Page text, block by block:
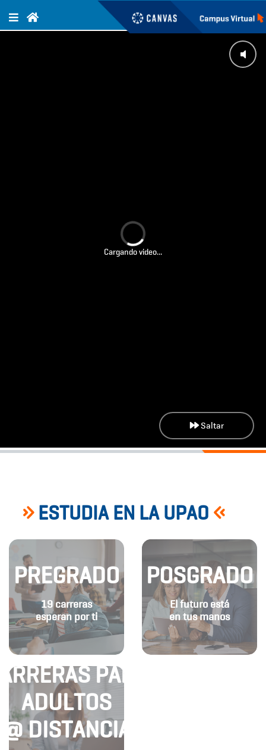
Cargando video...
Saltar
ESTUDIA EN LA UPAO
PREGRADO
19 carreras
esperan por ti
POSGRADO
El futuro está
en tus manos
PARA
ADULTOS
@ DISTANCIA